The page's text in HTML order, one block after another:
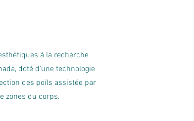
à la recherche
doté d'une technologie
des poils assistée par
zones du corps.